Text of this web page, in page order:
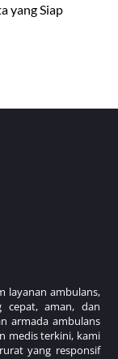
yang Siap
layanan ambulans,
cepat, aman, dan
armada ambulans
medis terkini, kami
yang responsif